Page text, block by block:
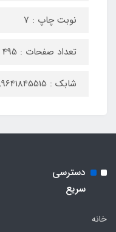
نوبت چاپ : 7
تعداد صفحات : 495
شابک : 9789641845515
دسترسی
سریع
خانه